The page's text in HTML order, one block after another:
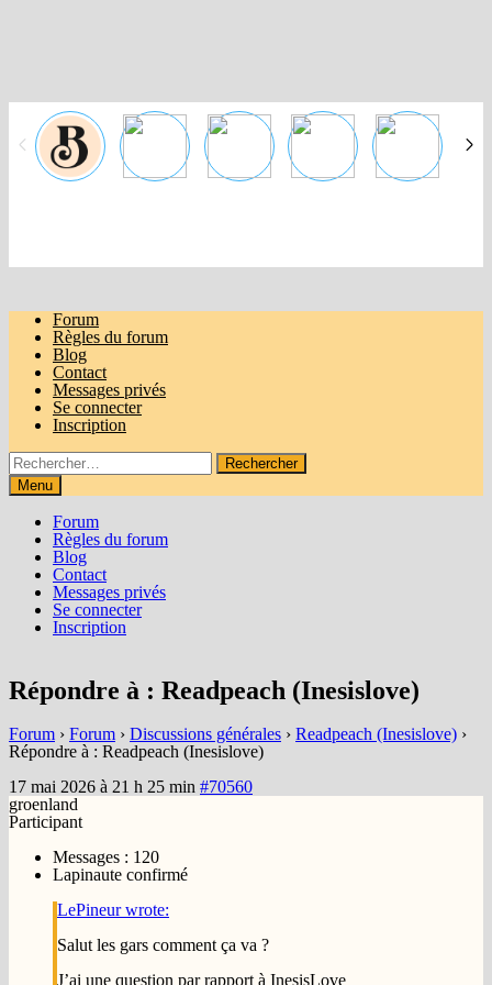
Forum
Règles du forum
Blog
Contact
Messages privés
Se connecter
Inscription
Rechercher :
Menu
Forum
Règles du forum
Blog
Contact
Messages privés
Se connecter
Inscription
Répondre à : Readpeach (Inesislove)
Forum › Forum › Discussions générales › Readpeach (Inesislove) ›
Répondre à : Readpeach (Inesislove)
17 mai 2026 à 21 h 25 min #70560
groenland
Participant
Messages : 120
Lapinaute confirmé
LePineur wrote:
Salut les gars comment ça va ?
J’ai une question par rapport à InesisLove